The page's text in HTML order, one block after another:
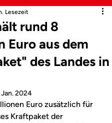
rund 8
Euro aus dem
des Landes in
Lesezeit
Jan. 2024
Euro zusätzlich für
Kraftpaket der